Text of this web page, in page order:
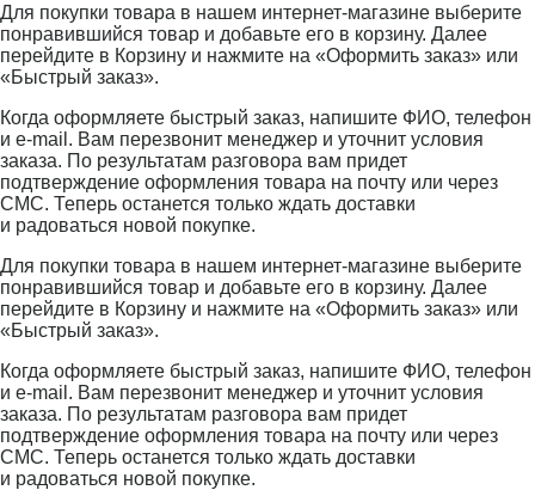
Для покупки товара в нашем интернет-магазине выберите
понравившийся товар и добавьте его в корзину. Далее
перейдите в Корзину и нажмите на «Оформить заказ» или
«Быстрый заказ».
Когда оформляете быстрый заказ, напишите ФИО, телефон
и e-mail. Вам перезвонит менеджер и уточнит условия
заказа. По результатам разговора вам придет
подтверждение оформления товара на почту или через
СМС. Теперь останется только ждать доставки
и радоваться новой покупке.
Для покупки товара в нашем интернет-магазине выберите
понравившийся товар и добавьте его в корзину. Далее
перейдите в Корзину и нажмите на «Оформить заказ» или
«Быстрый заказ».
Когда оформляете быстрый заказ, напишите ФИО, телефон
и e-mail. Вам перезвонит менеджер и уточнит условия
заказа. По результатам разговора вам придет
подтверждение оформления товара на почту или через
СМС. Теперь останется только ждать доставки
и радоваться новой покупке.